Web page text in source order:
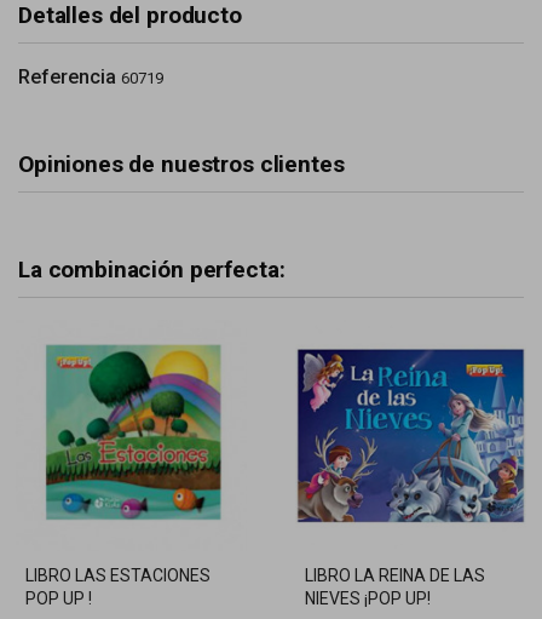
Detalles del producto
Referencia 60719
Opiniones de nuestros clientes
La combinación perfecta:
LIBRO LAS ESTACIONES
POP UP !
LIBRO LA REINA DE LAS
NIEVES ¡POP UP!